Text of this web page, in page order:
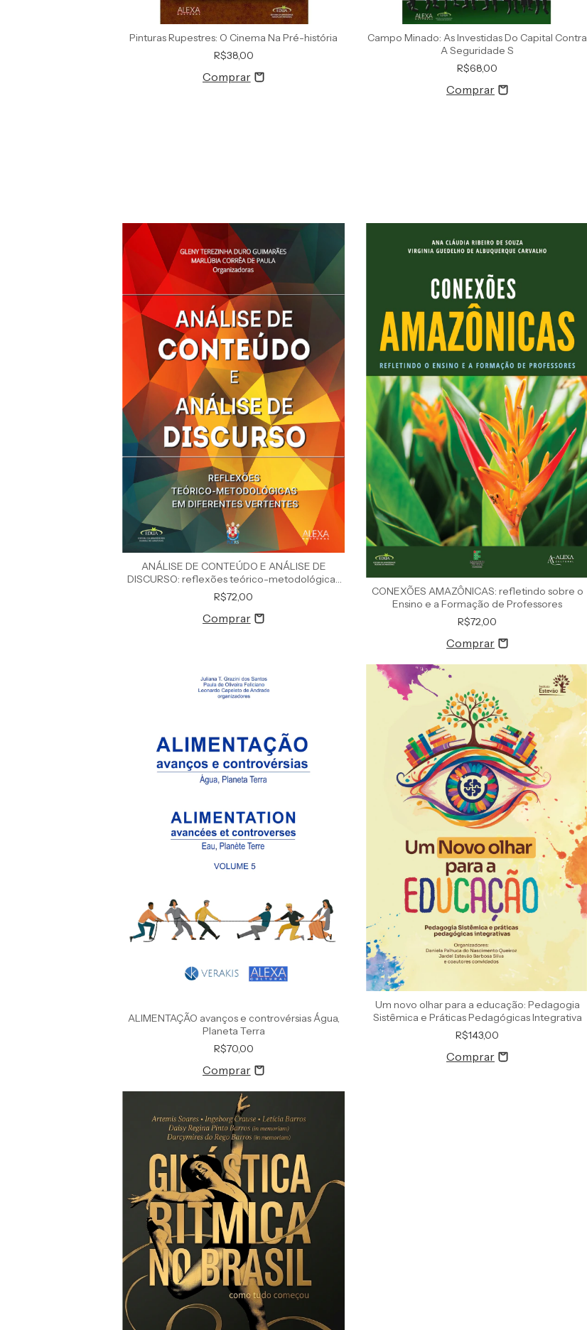
Pinturas Rupestres: O Cinema Na Pré-história
R$38,00
Campo Minado: As Investidas Do Capital Contra
A Seguridade S
R$68,00
ANÁLISE DE CONTEÚDO E ANÁLISE DE
DISCURSO: reflexões teórico-metodológicas
em diferentes vertentes
R$72,00
CONEXÕES AMAZÔNICAS: refletindo sobre o
Ensino e a Formação de Professores
R$72,00
ALIMENTAÇÃO avanços e controvérsias Água,
Planeta Terra
R$70,00
Um novo olhar para a educação: Pedagogia
Sistêmica e Práticas Pedagógicas Integrativa
R$143,00